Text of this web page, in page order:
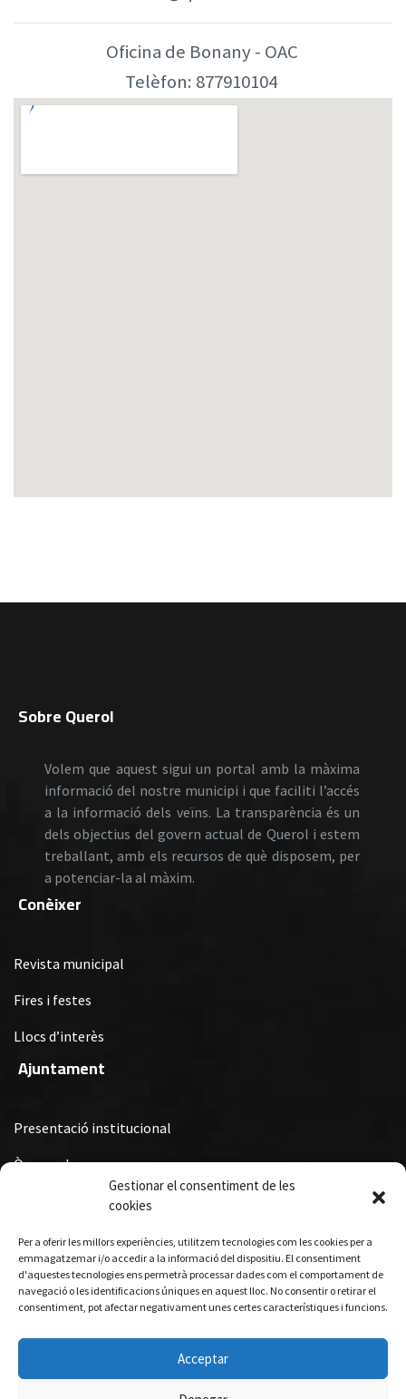
Gestionar el consentiment de les
cookies
Per a oferir les millors experiències, utilitzem tecnologies com les cookies per a
emmagatzemar i/o accedir a la informació del dispositiu. El consentiment
d'aquestes tecnologies ens permetrà processar dades com el comportament de
navegació o les identificacions úniques en aquest lloc. No consentir o retirar el
consentiment, pot afectar negativament unes certes característiques i funcions.
Acceptar
Oficina de Bonany - OAC
Telèfon: 877910104
Sobre Querol
Volem que aquest sigui un portal amb la màxima
informació del nostre municipi i que faciliti l’accés
a la informació dels veïns. La transparència és un
dels objectius del govern actual de Querol i estem
treballant, amb els recursos de què disposem, per
a potenciar-la al màxim.
Conèixer
Revista municipal
Fires i festes
Llocs d’interès
Ajuntament
Presentació institucional
Òrgans de govern
Ordenances Fiscals, Ordenances i Reglaments i Subvencions i
Turisme
Allotjament